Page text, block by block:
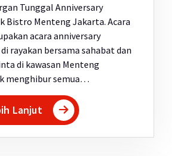
Tunggal Anniversary
Bistro Menteng Jakarta. Acara
acara anniversary
rayakan bersama sahabat dan
di kawasan Menteng
menghibur semua…
Lanjut